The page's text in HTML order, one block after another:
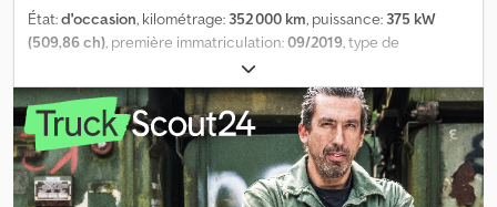
État:d'occasion, kilométrage: 352 000 km, puissance: 375 kW
(509,86 ch), première immatriculation:09/2019, type de
26 000 kg
essieux, freins:retardeur, couleur:blanc, type d'engrenage:
automatique, classe d'émission:Euro 6, longueur totale:
10 550
mm , largeur totale:2 550 mm, hauteur totale:3 680 mm , volume
de l'espace de chargement:
, longueur de l'espace de
chargement:8 180 mm , largeur de l’espace de chargement:
2 460